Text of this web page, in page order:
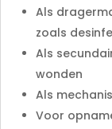
Als
zoals
Als
wonden
Als
Voor